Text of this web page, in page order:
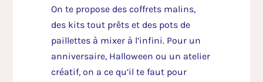
On te propose des coffrets malins,
des kits tout prêts et des pots de
paillettes à mixer à l’infini. Pour un
anniversaire, Halloween ou un atelier
créatif, on a ce qu’il te faut pour